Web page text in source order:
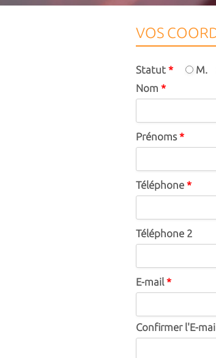
VOS
Statut * M.
Nom *
Prénoms*
Téléphone *
Téléphone 2
E-mail*
Confirmer l'E-